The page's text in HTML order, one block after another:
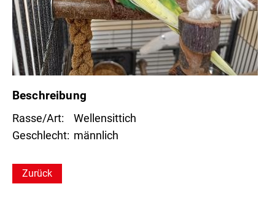
Beschreibung
Rasse/Art
Wellensittich
Geschlecht männlich
Zurück